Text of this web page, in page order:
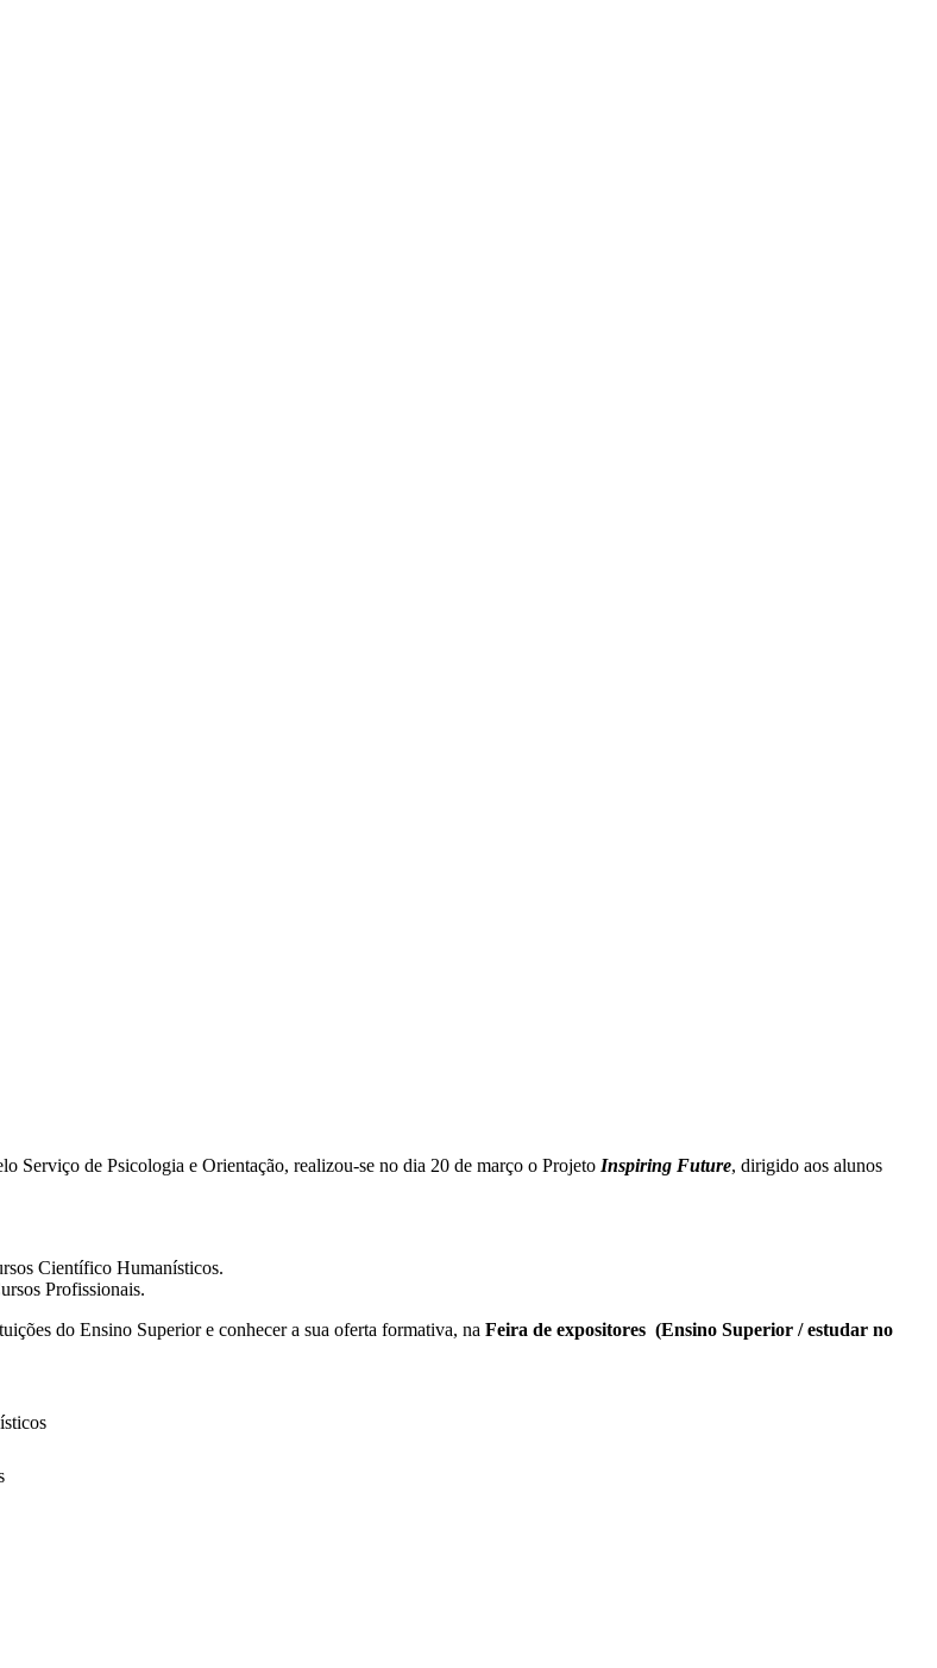
Serviço de Psicologia e Orientação, realizou-se no dia 20 de março o Projeto Inspiring Future, dirigido aos alunos
Científico Humanísticos.
Profissionais.
do Ensino Superior e conhecer a sua oferta formativa, na Feira de expositores (Ensino Superior / estudar no